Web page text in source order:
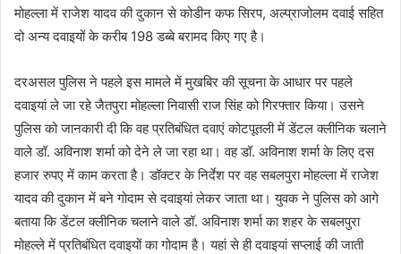
मोहल्ला में राजेश यादव की दुकान से कोडीन कफ सिरप, अल्प्राजोलम दवाई सहित
दो अन्य दवाइयों के करीब 198 डब्बे बरामद किए गए है।
दरअसल पुलिस ने पहले इस मामले में मुखबिर की सूचना के आधार पर पहले
दवाइयां ले जा रहे जैतपुरा मोहल्ला निवासी राज सिंह को गिरफ्तार किया। उसने
पुलिस को जानकारी दी कि वह प्रतिबंधित दवाएं कोटपूतली में डेंटल क्लीनिक चलाने
वाले डॉ. अविनाश शर्मा को देने ले जा रहा था। वह डॉ. अविनाश शर्मा के लिए दस
हजार रुपए में काम करता है। डॉक्टर के निर्देश पर वह सबलपुरा मोहल्ला में राजेश
यादव की दुकान में बने गोदाम से दवाइयां लेकर जाता था। युवक ने पुलिस को आगे
बताया कि डेंटल क्लीनिक चलाने वाले डॉ. अविनाश शर्मा का शहर के सबलपुरा
मोहल्ले में प्रतिबंधित दवाइयों का गोदाम है। यहां से ही दवाइयां सप्लाई की जाती